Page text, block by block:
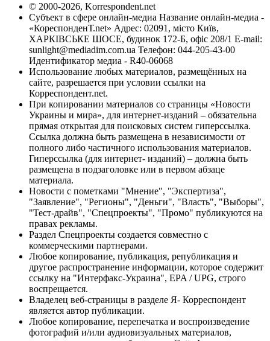
© 2000-2026, Korrespondent.net
Субъект в сфере онлайн-медиа Название онлайн-медиа -
«КореспонденТ.net» Адрес: 02091, місто Київ,
ХАРКІВСЬКЕ ШОСЕ, будинок 172-Б, офіс 208/1 E-mail:
sunlight@mediadim.com.ua Телефон: 044-205-43-00
Идентификатор медиа - R40-06068
Использование любых материалов, размещённых на
сайте, разрешается при условии ссылки на
Корреспондент.net.
При копировании материалов со страницы «Новости
Украины и мира», для интернет-изданий – обязательна
прямая открытая для поисковых систем гиперссылка.
Ссылка должна быть размещена в независимости от
полного либо частичного использования материалов.
Гиперссылка (для интернет- изданий) – должна быть
размещена в подзаголовке или в первом абзаце
материала.
Новости с пометками "Мнение", "Экспертиза",
"Заявление", "Регионы", "Деньги", "Власть", "Выборы",
"Тест-драйв", "Спецпроекты", "Промо" публикуются на
правах рекламы.
Раздел Спецпроекты создается совместно с
коммерческими партнерами.
Любое копирование, публикация, републикация и
другое распространение информации, которое содержит
ссылку на "Интерфакс-Украина", EPA / UPG, строго
воспрещается.
Владелец веб-страницы в разделе Я- Корреспондент
является автор публикации.
Любое копирование, перепечатка и воспроизведение
фотографий и/или аудиовизуальных материалов,